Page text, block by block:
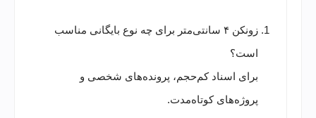
زونکن ۴ سانتی‌متر برای چه نوع بایگانی مناسب
است؟
برای اسناد کم‌حجم، پرونده‌های شخصی و
پروژه‌های کوتاه‌مدت.